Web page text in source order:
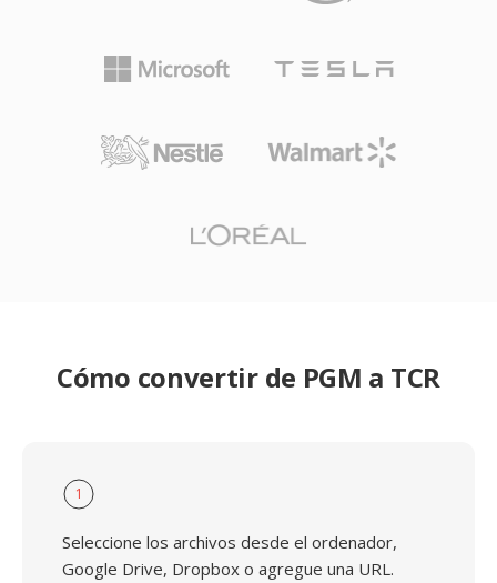
Cómo convertir de PGM a TCR
1
Seleccione los archivos desde el ordenador,
Google Drive, Dropbox o agregue una URL.